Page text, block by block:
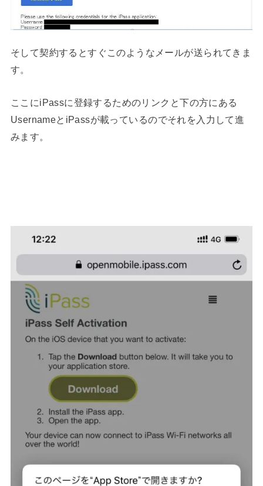
そして契約するとすぐこのようなメールが送られてきま
す。
ここにiPassに登録するためのリンクと下の方にある
UsernameとiPassが載っているのでそれを入力して進
みます。